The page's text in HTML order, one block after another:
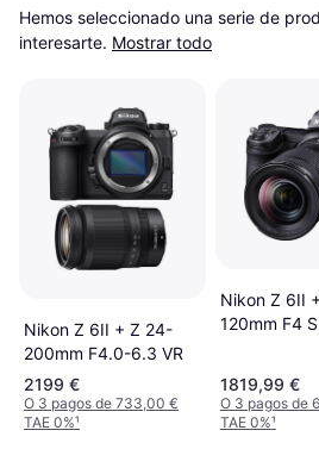
Hemos seleccionado una serie de
interesarte. Mostrar todo
Nikon Z 6II + Z 24-
200mm F4.0-6.3 VR
2199 €
O 3 pagos de 733,00 €
TAE 0%¹
Nikon Z 6II
120mm F4 S
1819,99 €
O 3 pagos de
TAE 0%¹